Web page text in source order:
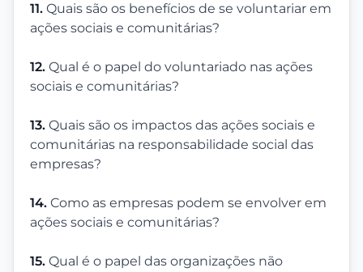
11. Quais são os benefícios de se voluntariar em
ações sociais e comunitárias?
12. Qual é o papel do voluntariado nas ações
sociais e comunitárias?
13. Quais são os impactos das ações sociais e
comunitárias na responsabilidade social das
empresas?
14. Como as empresas podem se envolver em
ações sociais e comunitárias?
15. Qual é o papel das organizações não